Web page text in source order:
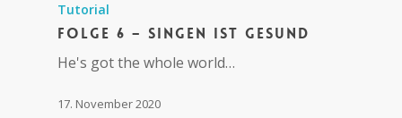
Tutorial
Folge 6 – Singen ist gesund
He's got the whole world…
17. November 2020